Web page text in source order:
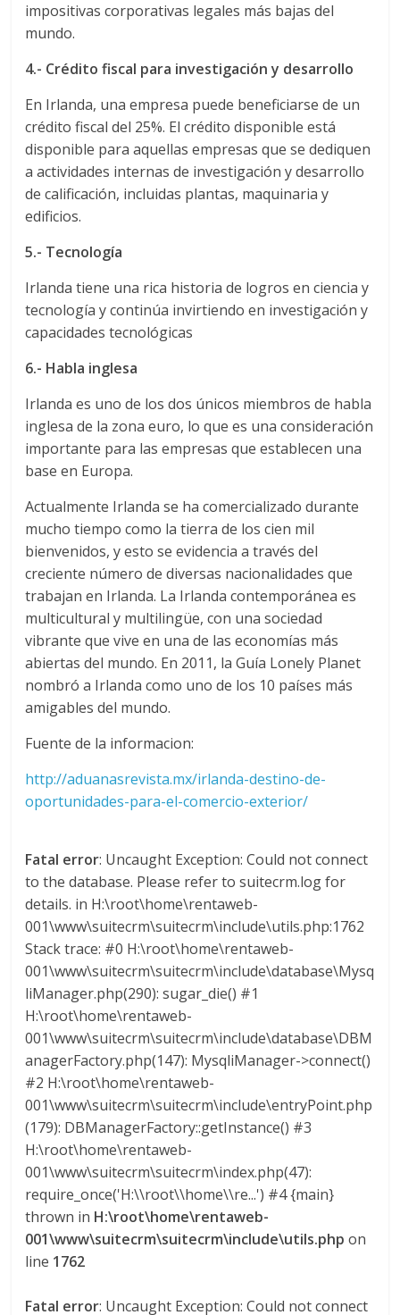
p
o
s
y
M
a
q
u
n
a
r
a
e
n
C
o
o
m
b
a
impositivas corporativas legales más bajas del
mundo.
4.- Crédito fiscal para investigación y desarrollo
En Irlanda, una empresa puede beneficiarse de un
crédito fiscal del 25%. El crédito disponible está
disponible para aquellas empresas que se dediquen
a actividades internas de investigación y desarrollo
de calificación, incluidas plantas, maquinaria y
edificios.
5.- Tecnología
Irlanda tiene una rica historia de logros en ciencia y
tecnología y continúa invirtiendo en investigación y
capacidades tecnológicas
6.- Habla inglesa
Irlanda es uno de los dos únicos miembros de habla
inglesa de la zona euro, lo que es una consideración
importante para las empresas que establecen una
base en Europa.
Actualmente Irlanda se ha comercializado durante
mucho tiempo como la tierra de los cien mil
bienvenidos, y esto se evidencia a través del
creciente número de diversas nacionalidades que
trabajan en Irlanda. La Irlanda contemporánea es
multicultural y multilingüe, con una sociedad
vibrante que vive en una de las economías más
abiertas del mundo. En 2011, la Guía Lonely Planet
nombró a Irlanda como uno de los 10 países más
amigables del mundo.
Fuente de la informacion:
http://aduanasrevista.mx/irlanda-destino-de-
oportunidades-para-el-comercio-exterior/
Fatal error: Uncaught Exception: Could not connect
to the database. Please refer to suitecrm.log for
details. in H:\root\home\rentaweb-
001\www\suitecrm\suitecrm\include\utils.php:1762
Stack trace: #0 H:\root\home\rentaweb-
001\www\suitecrm\suitecrm\include\database\Mysq
liManager.php(290): sugar_die() #1
H:\root\home\rentaweb-
001\www\suitecrm\suitecrm\include\database\DBM
anagerFactory.php(147): MysqliManager->connect()
#2 H:\root\home\rentaweb-
001\www\suitecrm\suitecrm\include\entryPoint.php
(179): DBManagerFactory::getInstance() #3
H:\root\home\rentaweb-
001\www\suitecrm\suitecrm\index.php(47):
require_once('H:\\root\\home\\re...') #4 {main}
thrown in H:\root\home\rentaweb-
001\www\suitecrm\suitecrm\include\utils.php on
line 1762
Fatal error: Uncaught Exception: Could not connect